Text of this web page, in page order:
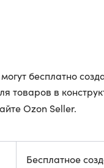
бесплатно
товаров в
Ozon Seller.
Бесплатное